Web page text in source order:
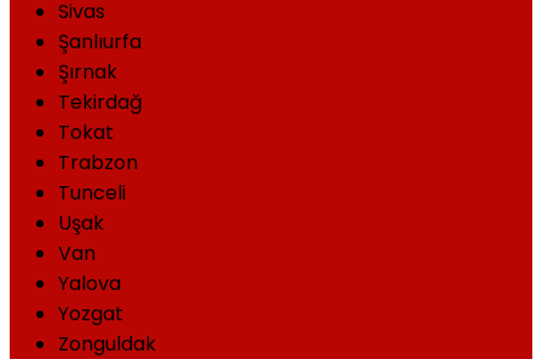
Sivas
Şanlıurfa
Şırnak
Tekirdağ
Tokat
Trabzon
Tunceli
Uşak
Van
Yalova
Yozgat
Zonguldak